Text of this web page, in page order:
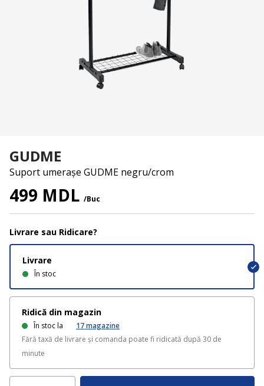
GUDME
Suport umerașe GUDME negru/crom
499 MDL /Buc
Livrare sau Ridicare?
Livrare
În stoc
Ridică din magazin
În stoc la 17magazine
Fără taxă de livrare și comanda poate fi ridicată după 30 de
minute